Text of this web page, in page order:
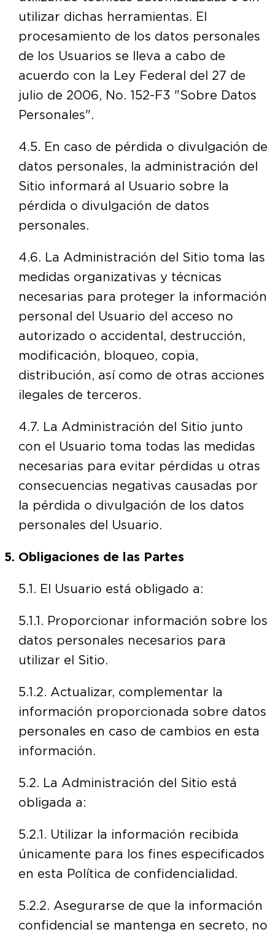
utilizar dichas herramientas. El
procesamiento de los datos personales
de los Usuarios se lleva a cabo de
acuerdo con la Ley Federal del 27 de
julio de 2006, No. 152-F3 "Sobre Datos
Personales".
4.5. En caso de pérdida o divulgación de
datos personales, la administración del
Sitio informará al Usuario sobre la
pérdida o divulgación de datos
personales.
4.6. La Administración del Sitio toma las
medidas organizativas y técnicas
necesarias para proteger la información
personal del Usuario del acceso no
autorizado o accidental, destrucción,
modificación, bloqueo, copia,
distribución, así como de otras acciones
ilegales de terceros.
4.7. La Administración del Sitio junto
con el Usuario toma todas las medidas
necesarias para evitar pérdidas u otras
consecuencias negativas causadas por
la pérdida o divulgación de los datos
personales del Usuario.
Obligaciones de las Partes
5.1. El Usuario está obligado a:
5.1.1. Proporcionar información sobre los
datos personales necesarios para
utilizar el Sitio.
5.1.2. Actualizar, complementar la
información proporcionada sobre datos
personales en caso de cambios en esta
información.
5.2. La Administración del Sitio está
obligada a:
5.2.1. Utilizar la información recibida
únicamente para los fines especificados
en esta Política de confidencialidad.
5.2.2. Asegurarse de que la información
confidencial se mantenga en secreto, no